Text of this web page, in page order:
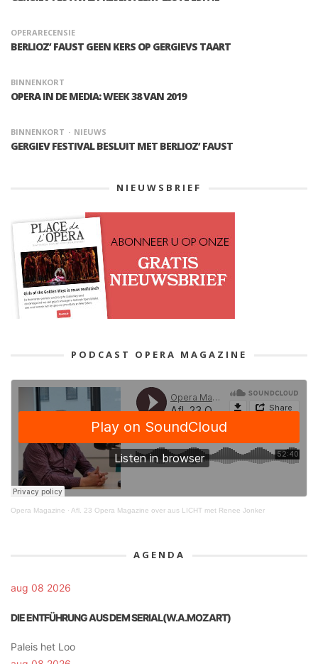
OPERARECENSIE
BERLIOZ’ FAUST GEEN KERS OP GERGIEVS TAART
BINNENKORT
OPERA IN DE MEDIA: WEEK 38 VAN 2019
BINNENKORT NIEUWS
GERGIEV FESTIVAL BESLUIT MET BERLIOZ’ FAUST
NIEUWSBRIEF
PODCAST OPERA MAGAZINE
Opera Magazine · Afl. 23 Opera Magazine over aus LICHT met Renee Jonker
AGENDA
aug 08 2026
DIE ENTFÜHRUNG AUS DEM SERIAL(W.A.MOZART)
Paleis het Loo